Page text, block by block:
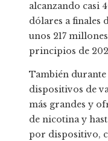
alcanzando casi
dólares a finales
unos 217
principios de
También durante
dispositivos de
más grandes y
de nicotina y
por dispositivo,